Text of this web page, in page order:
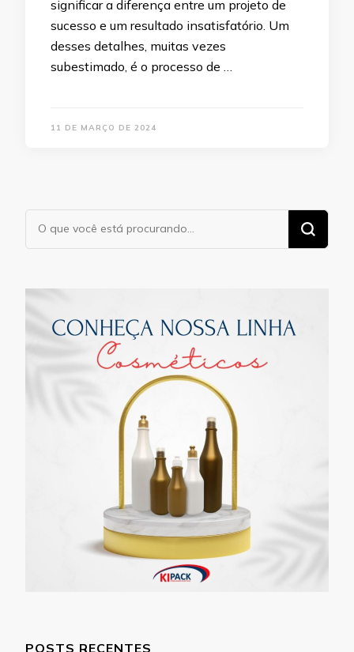
significar a diferença entre um projeto de
sucesso e um resultado insatisfatório. Um
desses detalhes, muitas vezes
subestimado, é o processo de …
11 DE MARÇO DE 2024
Procurando
algo?
POSTS RECENTES